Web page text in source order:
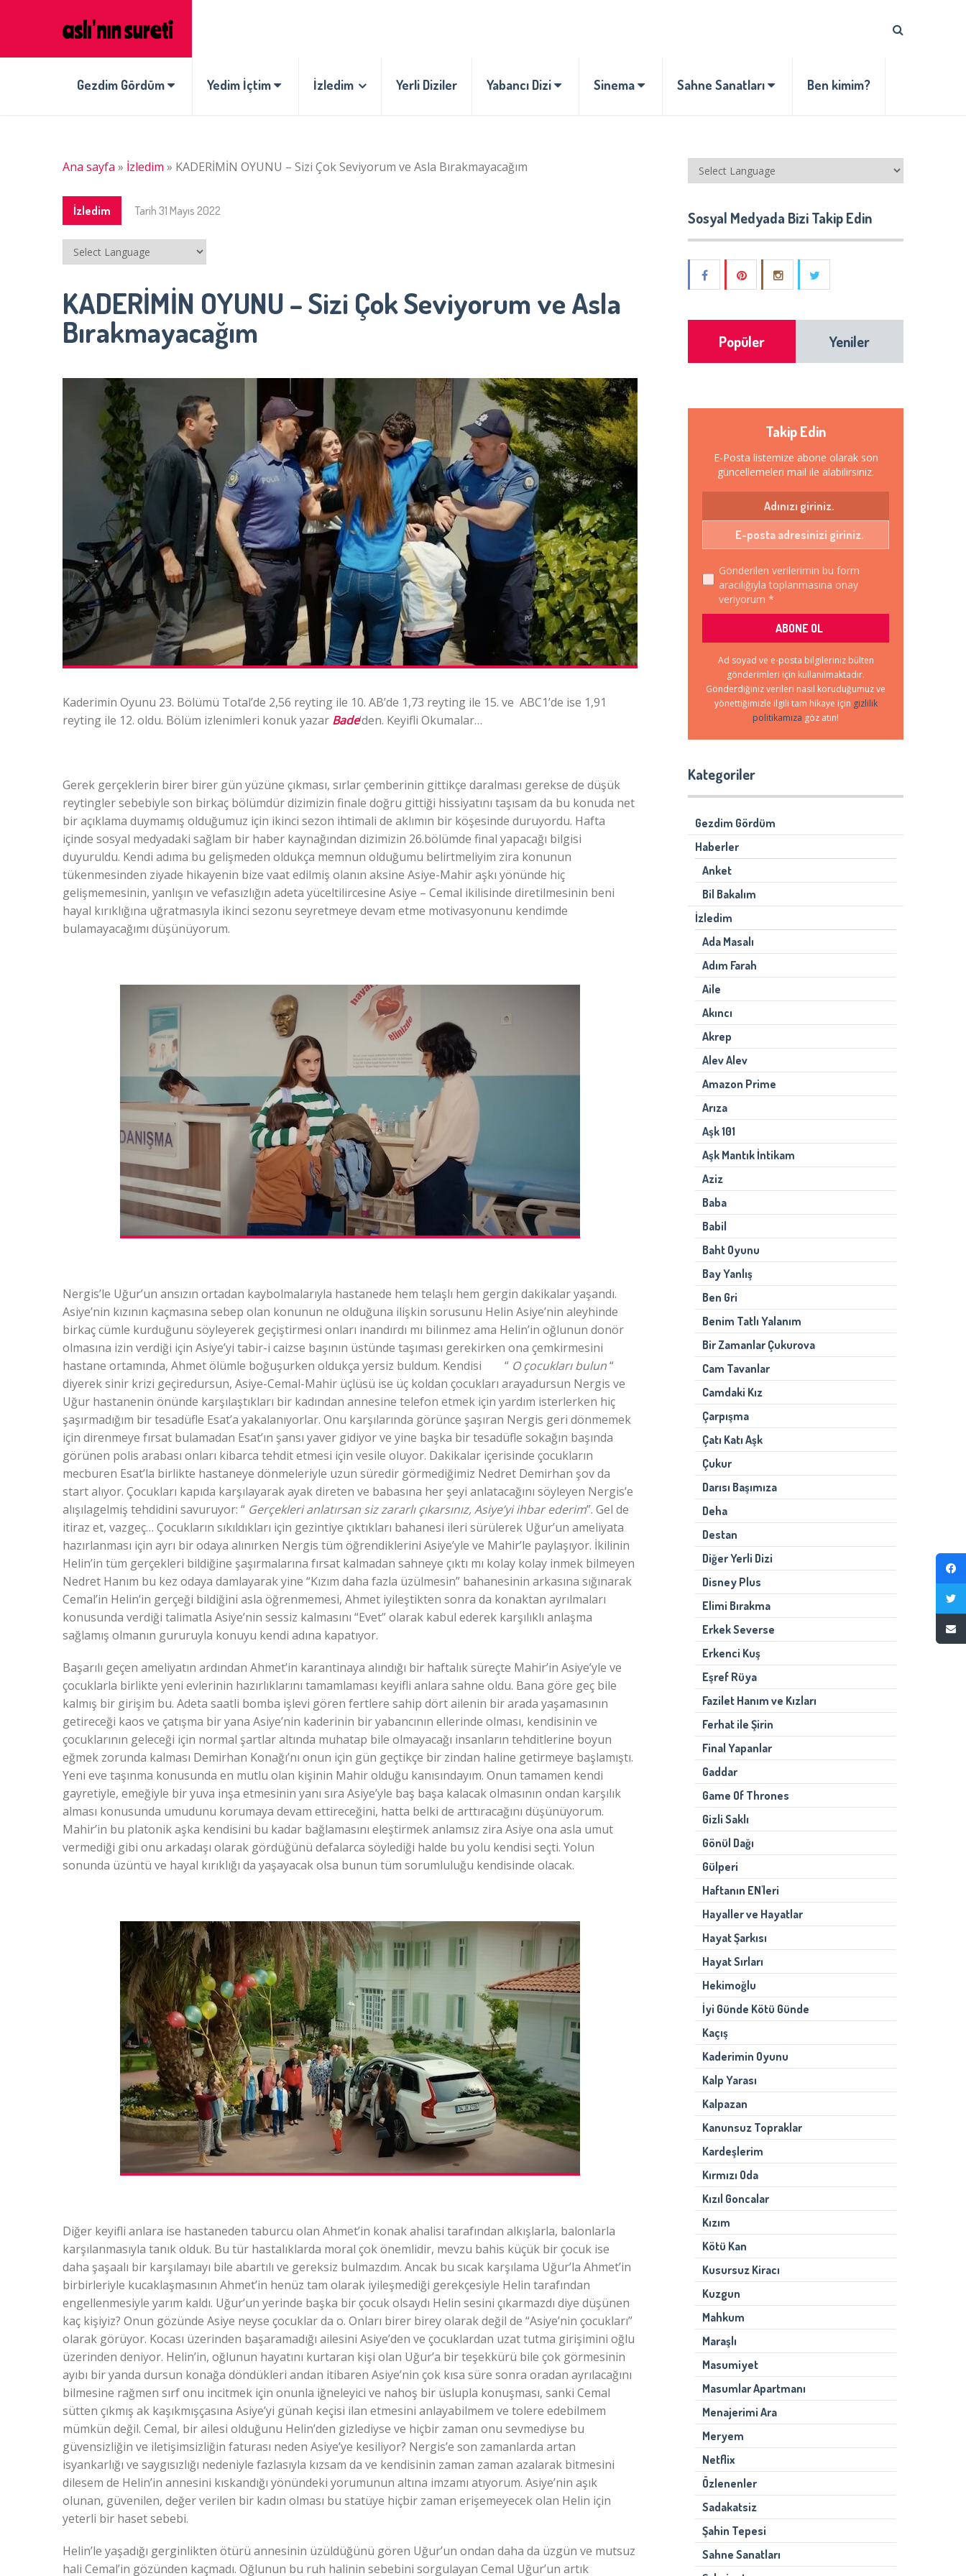
Gezdim Gördüm Yedim İçtim İzledim Yerli Diziler Yabancı Dizi Sinema Sahne Sanatları Ben kimim?
Ana sayfa » İzledim » KADERİMİN OYUNU – Sizi Çok Seviyorum ve Asla Bırakmayacağım
İzledim Tarih 31 Mayıs 2022
KADERİMİN OYUNU – Sizi Çok Seviyorum ve Asla
Bırakmayacağım
Kaderimin Oyunu 23. Bölümü Total’de 2,56 reyting ile 10. AB’de 1,73 reyting ile 15. ve ABC1’de ise 1,91
reyting ile 12. oldu. Bölüm izlenimleri konuk yazar Bade‘den. Keyifli Okumalar…
Gerek gerçeklerin birer birer gün yüzüne çıkması, sırlar çemberinin gittikçe daralması gerekse de düşük
reytingler sebebiyle son birkaç bölümdür dizimizin finale doğru gittiği hissiyatını taşısam da bu konuda net
bir açıklama duymamış olduğumuz için ikinci sezon ihtimali de aklımın bir köşesinde duruyordu. Hafta
içinde sosyal medyadaki sağlam bir haber kaynağından dizimizin 26.bölümde final yapacağı bilgisi
duyuruldu. Kendi adıma bu gelişmeden oldukça memnun olduğumu belirtmeliyim zira konunun
tükenmesinden ziyade hikayenin bize vaat edilmiş olanın aksine Asiye-Mahir aşkı yönünde hiç
gelişmemesinin, yanlışın ve vefasızlığın adeta yüceltilircesine Asiye – Cemal ikilisinde diretilmesinin beni
hayal kırıklığına uğratmasıyla ikinci sezonu seyretmeye devam etme motivasyonunu kendimde
bulamayacağımı düşünüyorum.
Nergis’le Uğur’un ansızın ortadan kaybolmalarıyla hastanede hem telaşlı hem gergin dakikalar yaşandı.
Asiye’nin kızının kaçmasına sebep olan konunun ne olduğuna ilişkin sorusunu Helin Asiye’nin aleyhinde
birkaç cümle kurduğunu söyleyerek geçiştirmesi onları inandırdı mı bilinmez ama Helin’in oğlunun donör
olmasına izin verdiği için Asiye’yi tabir-i caizse başının üstünde taşıması gerekirken ona çemkirmesini
hastane ortamında, Ahmet ölümle boğuşurken oldukça yersiz buldum. Kendisi “ O çocukları bulun“
diyerek sinir krizi geçiredursun, Asiye-Cemal-Mahir üçlüsü ise üç koldan çocukları arayadursun Nergis ve
Uğur hastanenin önünde karşılaştıkları bir kadından annesine telefon etmek için yardım isterlerken hiç
şaşırmadığım bir tesadüfle Esat’a yakalanıyorlar. Onu karşılarında görünce şaşıran Nergis geri dönmemek
için direnmeye fırsat bulamadan Esat’ın şansı yaver gidiyor ve yine başka bir tesadüfle sokağın başında
görünen polis arabası onları kibarca tehdit etmesi için vesile oluyor. Dakikalar içerisinde çocukların
mecburen Esat’la birlikte hastaneye dönmeleriyle uzun süredir görmediğimiz Nedret Demirhan şov da
start alıyor. Çocukları kapıda karşılayarak ayak direten ve babasına her şeyi anlatacağını söyleyen Nergis’e
alışılagelmiş tehdidini savuruyor: “ Gerçekleri anlatırsan siz zararlı çıkarsınız, Asiye’yi ihbar ederim”. Gel de
itiraz et, vazgeç… Çocukların sıkıldıkları için gezintiye çıktıkları bahanesi ileri sürülerek Uğur’un ameliyata
hazırlanması için ayrı bir odaya alınırken Nergis tüm öğrendiklerini Asiye’yle ve Mahir’le paylaşıyor. İkilinin
Helin’in tüm gerçekleri bildiğine şaşırmalarına fırsat kalmadan sahneye çıktı mı kolay kolay inmek bilmeyen
Nedret Hanım bu kez odaya damlayarak yine “Kızım daha fazla üzülmesin” bahanesinin arkasına sığınarak
Cemal’in Helin’in gerçeği bildiğini asla öğrenmemesi, Ahmet iyileştikten sonra da konaktan ayrılmaları
konusunda verdiği talimatla Asiye’nin sessiz kalmasını “Evet” olarak kabul ederek karşılıklı anlaşma
sağlamış olmanın gururuyla konuyu kendi adına kapatıyor.
Başarılı geçen ameliyatın ardından Ahmet’in karantinaya alındığı bir haftalık süreçte Mahir’in Asiye’yle ve
çocuklarla birlikte yeni evlerinin hazırlıklarını tamamlaması keyifli anlara sahne oldu. Bana göre geç bile
kalmış bir girişim bu. Adeta saatli bomba işlevi gören fertlere sahip dört ailenin bir arada yaşamasının
getireceği kaos ve çatışma bir yana Asiye’nin kaderinin bir yabancının ellerinde olması, kendisinin ve
çocuklarının geleceği için normal şartlar altında muhatap bile olmayacağı insanların tehditlerine boyun
eğmek zorunda kalması Demirhan Konağı’nı onun için gün geçtikçe bir zindan haline getirmeye başlamıştı.
Yeni eve taşınma konusunda en mutlu olan kişinin Mahir olduğu kanısındayım. Onun tamamen kendi
gayretiyle, emeğiyle bir yuva inşa etmesinin yanı sıra Asiye’yle baş başa kalacak olmasının ondan karşılık
alması konusunda umudunu korumaya devam ettireceğini, hatta belki de arttıracağını düşünüyorum.
Mahir’in bu platonik aşka kendisini bu kadar bağlamasını eleştirmek anlamsız zira Asiye ona asla umut
vermediği gibi onu arkadaşı olarak gördüğünü defalarca söylediği halde bu yolu kendisi seçti. Yolun
sonunda üzüntü ve hayal kırıklığı da yaşayacak olsa bunun tüm sorumluluğu kendisinde olacak.
Diğer keyifli anlara ise hastaneden taburcu olan Ahmet’in konak ahalisi tarafından alkışlarla, balonlarla
karşılanmasıyla tanık olduk. Bu tür hastalıklarda moral çok önemlidir, mevzu bahis küçük bir çocuk ise
daha şaşaalı bir karşılamayı bile abartılı ve gereksiz bulmazdım. Ancak bu sıcak karşılama Uğur’la Ahmet’in
birbirleriyle kucaklaşmasının Ahmet’in henüz tam olarak iyileşmediği gerekçesiyle Helin tarafından
engellenmesiyle yarım kaldı. Uğur’un yerinde başka bir çocuk olsaydı Helin sesini çıkarmazdı diye düşünen
kaç kişiyiz? Onun gözünde Asiye neyse çocuklar da o. Onları birer birey olarak değil de “Asiye’nin çocukları”
olarak görüyor. Kocası üzerinden başaramadığı ailesini Asiye’den ve çocuklardan uzat tutma girişimini oğlu
üzerinden deniyor. Helin’in, oğlunun hayatını kurtaran kişi olan Uğur’a bir teşekkürü bile çok görmesinin
ayıbı bir yanda dursun konağa döndükleri andan itibaren Asiye’nin çok kısa süre sonra oradan ayrılacağını
bilmesine rağmen sırf onu incitmek için onunla iğneleyici ve nahoş bir üslupla konuşması, sanki Cemal
sütten çıkmış ak kaşıkmışçasına Asiye’yi günah keçisi ilan etmesini anlayabilmem ve tolere edebilmem
mümkün değil. Cemal, bir ailesi olduğunu Helin’den gizlediyse ve hiçbir zaman onu sevmediyse bu
güvensizliğin ve iletişimsizliğin faturası neden Asiye’ye kesiliyor? Nergis’e son zamanlarda artan
isyankarlığı ve saygısızlığı nedeniyle fazlasıyla kızsam da ve kendisinin zaman zaman azalarak bitmesini
dilesem de Helin’in annesini kıskandığı yönündeki yorumunun altına imzamı atıyorum. Asiye’nin aşık
olunan, güvenilen, değer verilen bir kadın olması bu statüye hiçbir zaman erişemeyecek olan Helin için
yeterli bir haset sebebi.
Helin’le yaşadığı gerginlikten ötürü annesinin üzüldüğünü gören Uğur’un ondan daha da üzgün ve mutsuz
hali Cemal’in gözünden kaçmadı. Oğlunun bu ruh halinin sebebini sorgulayan Cemal Uğur’un artık
Sosyal Medyada Bizi Takip Edin
Popüler Yeniler
Takip Edin
E-Posta listemize abone olarak son
güncellemeleri mail ile alabilirsiniz.
Gönderilen verilerimin bu form
aracılığıyla toplanmasına onay
veriyorum *
Ad soyad ve e-posta bilgileriniz bülten
gönderimleri için kullanılmaktadır.
Gönderdiğiniz verileri nasıl koruduğumuz ve
yönettiğimizle ilgili tam hikaye için gizlilik
politikamıza göz atın!
Kategoriler
Gezdim Gördüm
Haberler
Anket
Bil Bakalım
İzledim
Ada Masalı
Adım Farah
Aile
Akıncı
Akrep
Alev Alev
Amazon Prime
Arıza
Aşk 101
Aşk Mantık İntikam
Aziz
Baba
Babil
Baht Oyunu
Bay Yanlış
Ben Gri
Benim Tatlı Yalanım
Bir Zamanlar Çukurova
Cam Tavanlar
Camdaki Kız
Çarpışma
Çatı Katı Aşk
Çukur
Darısı Başımıza
Deha
Destan
Diğer Yerli Dizi
Disney Plus
Elimi Bırakma
Erkek Severse
Erkenci Kuş
Eşref Rüya
Fazilet Hanım ve Kızları
Ferhat ile Şirin
Final Yapanlar
Gaddar
Game Of Thrones
Gizli Saklı
Gönül Dağı
Gülperi
Haftanın EN'leri
Hayaller ve Hayatlar
Hayat Şarkısı
Hayat Sırları
Hekimoğlu
İyi Günde Kötü Günde
Kaçış
Kaderimin Oyunu
Kalp Yarası
Kalpazan
Kanunsuz Topraklar
Kardeşlerim
Kırmızı Oda
Kızıl Goncalar
Kızım
Kötü Kan
Kusursuz Kiracı
Kuzgun
Mahkum
Maraşlı
Masumiyet
Masumlar Apartmanı
Menajerimi Ara
Meryem
Netflix
Özlenenler
Sadakatsiz
Şahin Tepesi
Sahne Sanatları